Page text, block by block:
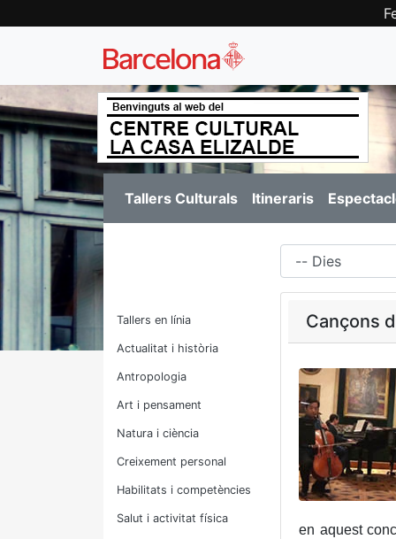
Tallers Culturals Itineraris
Tallers en línia
Actualitat i història
Antropologia
Art i pensament
Natura i ciència
Creixement personal
Habilitats i competències
Salut i activitat física
Cançons
en aquest